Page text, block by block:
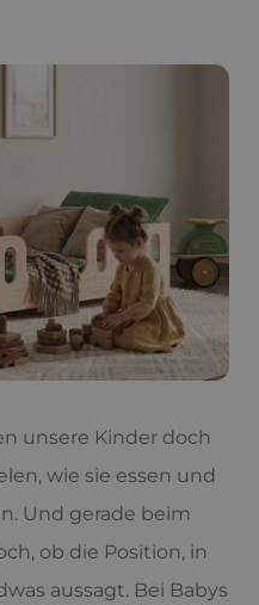
unsere Kinder doch
wie sie essen und
Und gerade beim
ob die Position, in
aussagt. Bei Babys